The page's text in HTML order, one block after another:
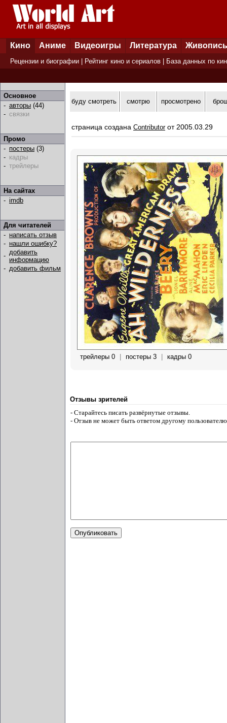
Кино Аниме Видеоигры Литература Живопись
Рецензии и биографии Рейтинг кино и сериалов База данных по
Основное
- авторы (44)
- связки
Промо
- постеры (3)
- кадры
- трейлеры
На сайтах
- imdb
Для читателей
- написать отзыв
- нашли ошибку?
- добавить
информацию
- добавить фильм
буду смотреть смотрю просмотрено
страница создана Contributorот 2005.03.29
трейлеры 0 постеры 3 кадры 0
Отзывы зрителей
- Старайтесь писать развёрнутые отзывы.
- Отзыв не может быть ответом другому